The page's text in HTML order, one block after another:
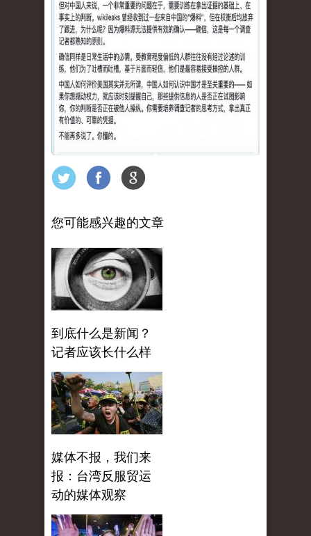
您可能感兴趣的文章
到底什么是新闻？
记者应该长什么样
媒体不报，我们来
报：台湾反服贸运
动的媒体观察